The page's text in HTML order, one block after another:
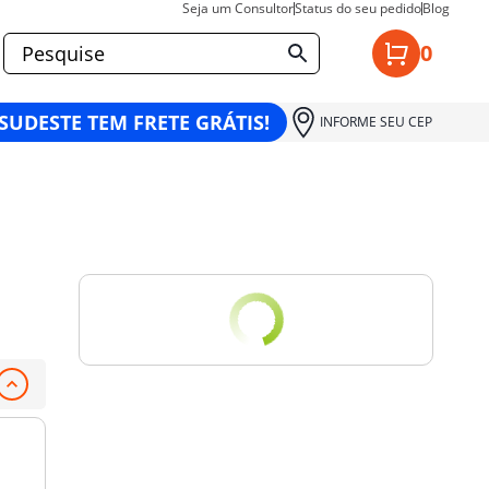
Seja um ConsultorStatus do seu pedidoBlog
0
TEM FRETE GRÁTIS! INFORME SEU CEP